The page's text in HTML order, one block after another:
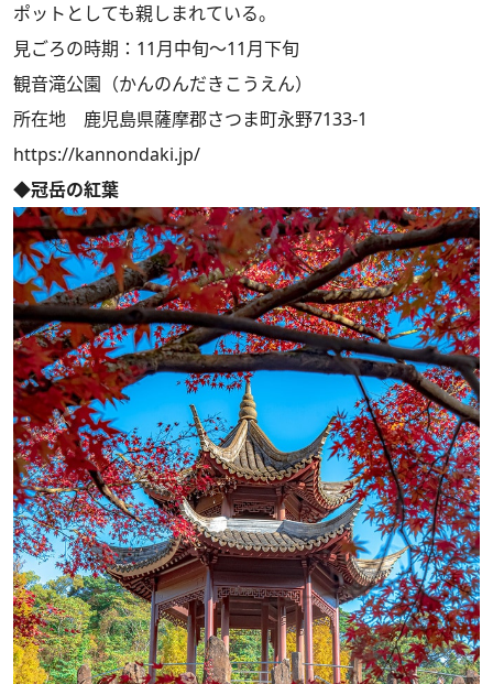
ポットとしても親しまれている。
見ごろの時期：11月中旬～11月下旬
観音滝公園（かんのんだきこうえん）
所在地 鹿児島県薩摩郡さつま町永野7133-1
https://kannondaki.jp/
◆冠岳の紅葉